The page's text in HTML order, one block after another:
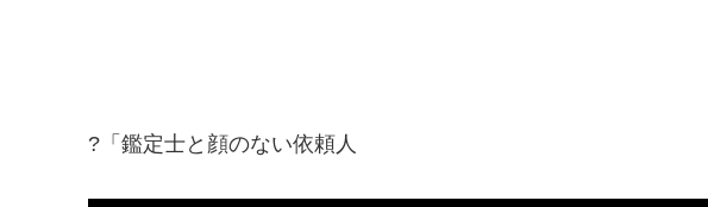
?「鑑定士と顔のない依頼人